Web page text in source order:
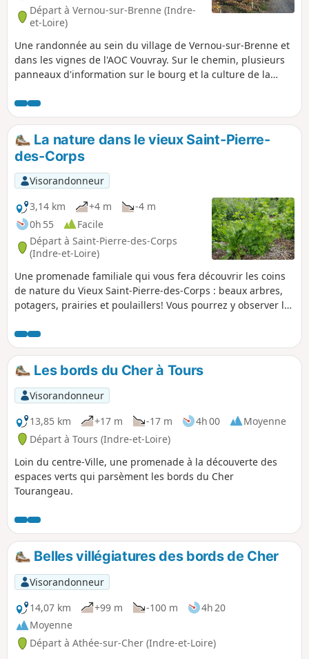
Départ à Vernou-sur-Brenne (Indre-
et-Loire)
Une randonnée au sein du village de Vernou-sur-Brenne et
dans les vignes de l'AOC Vouvray. Sur le chemin, plusieurs
panneaux d'information sur le bourg et la culture de la
La nature dans le vieux Saint-Pierre-
des-Corps
Visorandonneur
3,14 km
+4 m
-4 m
0h 55
Facile
Départ à Saint-Pierre-des-Corps
(Indre-et-Loire)
Une promenade familiale qui vous fera découvrir les coins
de nature du Vieux Saint-Pierre-des-Corps : beaux arbres,
potagers, prairies et poulaillers! Vous pourrez y observer la
comestible et peut être croiser quelques jardiniers prêts à
partager leurs savoirs!
Les bords du Cher à Tours
Visorandonneur
13,85 km
+17 m -17 m 4h 00
Moyenne
Départ à Tours (Indre-et-Loire)
Loin du centre-Ville, une promenade à la découverte des
espaces verts qui parsèment les bords du Cher
Tourangeau.
Belles villégiatures des bords de Cher
Visorandonneur
14,07 km
+99 m -100 m
4h 20
Moyenne
Départ à Athée-sur-Cher (Indre-et-Loire)